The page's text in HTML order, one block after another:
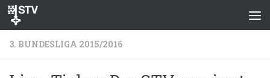
Zum Inhalt springen
3. BUNDESLIGA 2015/2016